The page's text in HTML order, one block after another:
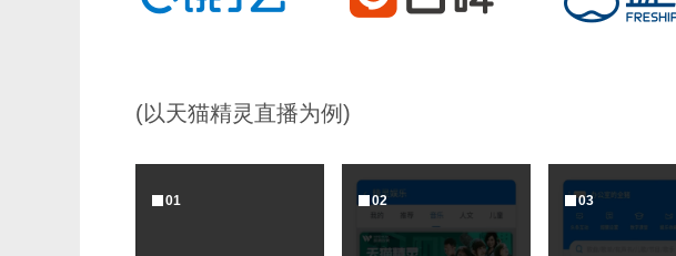
(以天猫精灵直播为例)
01 02 03